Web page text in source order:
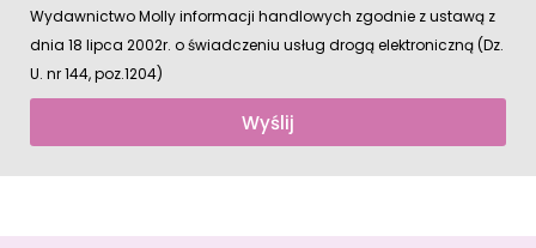
Wydawnictwo Molly informacji handlowych zgodnie z ustawą z
dnia 18 lipca 2002r. o świadczeniu usług drogą elektroniczną (Dz.
U. nr 144, poz.1204)
Wyślij